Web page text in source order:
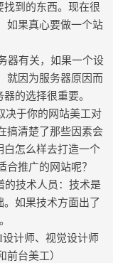
找到的东西。现在很
如果真心要做一个站
器有关，如果一个设
就因为服务器原因而
的选择很重要。
决于你的网站美工对
搞清楚了那些因素会
白怎么样去打造一个
推广的网站呢？
的技术人员：技术是
如果技术方面出了
计师、视觉设计师
台美工）